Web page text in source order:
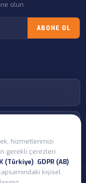
olun.
ABONE OL
hizmetlerimizi
gerekli çerezleri
(Türkiye), GDPR (AB)
kişisel